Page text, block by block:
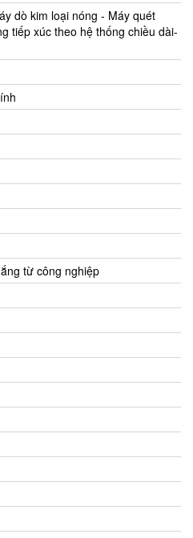
dò kim loại nóng - Máy quét
tiếp xúc theo hệ thống chiều dài-
từ công nghiệp